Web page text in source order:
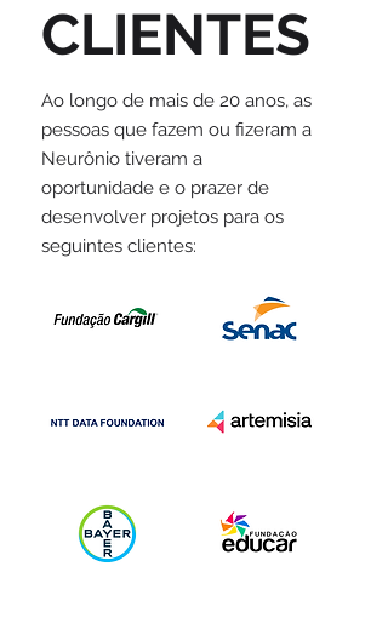
CLIENTES
Ao longo de mais de 20 anos, as
pessoas que fazem ou fizeram a
Neurônio tiveram a
oportunidade e o prazer de
desenvolver projetos para os
seguintes clientes: